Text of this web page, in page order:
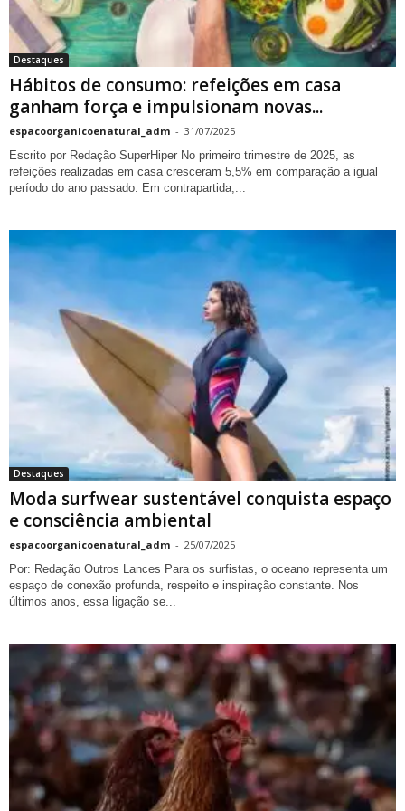
Destaques
Hábitos de consumo: refeições em casa
ganham força e impulsionam novas...
espacoorganicoenatural_adm - 31/07/2025
Escrito por Redação SuperHiper No primeiro trimestre de 2025, as
refeições realizadas em casa cresceram 5,5% em comparação a igual
período do ano passado. Em contrapartida,...
Destaques
Moda surfwear sustentável conquista espaço
e consciência ambiental
espacoorganicoenatural_adm - 25/07/2025
Por: Redação Outros Lances Para os surfistas, o oceano representa um
espaço de conexão profunda, respeito e inspiração constante. Nos
últimos anos, essa ligação se...